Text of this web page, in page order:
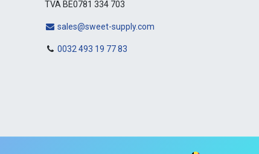
TVA BE0781 334 703
sales@sweet-supply.com
0032 493 19 77 83